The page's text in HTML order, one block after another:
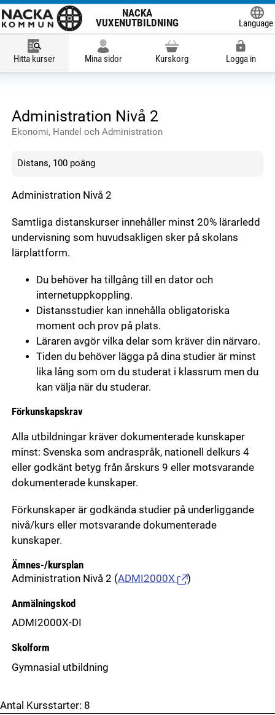
NACKA
VUXENUTBILDNING
Language
Hitta kurser Mina sidor Kurskorg Logga in
Administration Nivå 2
Ekonomi, Handel och Administration
Distans, 100 poäng
Administration Nivå 2
Samtliga distanskurser innehåller minst 20% lärarledd
undervisning som huvudsakligen sker på skolans
lärplattform.
Du behöver ha tillgång till en dator och
internetuppkoppling.
Distansstudier kan innehålla obligatoriska
moment och prov på plats.
Läraren avgör vilka delar som kräver din närvaro.
Tiden du behöver lägga på dina studier är minst
lika lång som om du studerat i klassrum men du
kan välja när du studerar.
Förkunskapskrav
Alla utbildningar kräver dokumenterade kunskaper
minst: Svenska som andraspråk, nationell delkurs 4
eller godkänt betyg från årskurs 9 eller motsvarande
dokumenterade kunskaper.
Förkunskaper är godkända studier på underliggande
nivå/kurs eller motsvarande dokumenterade
kunskaper.
Ämnes-/kursplan
Administration Nivå 2 (ADMI2000X )
Anmälningskod
ADMI2000X-DI
Skolform
Gymnasial utbildning
Antal Kursstarter: 8